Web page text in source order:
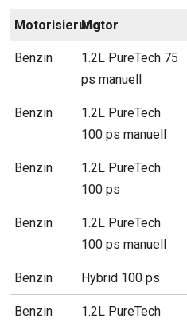
MotorisierungMotor
Benzin
1.2L PureTech 75
ps manuell
Benzin
1.2L PureTech
100 ps manuell
Benzin
1.2L PureTech
100 ps
Benzin
1.2L PureTech
100 ps manuell
Benzin Hybrid 100 ps
Benzin
1.2L PureTech